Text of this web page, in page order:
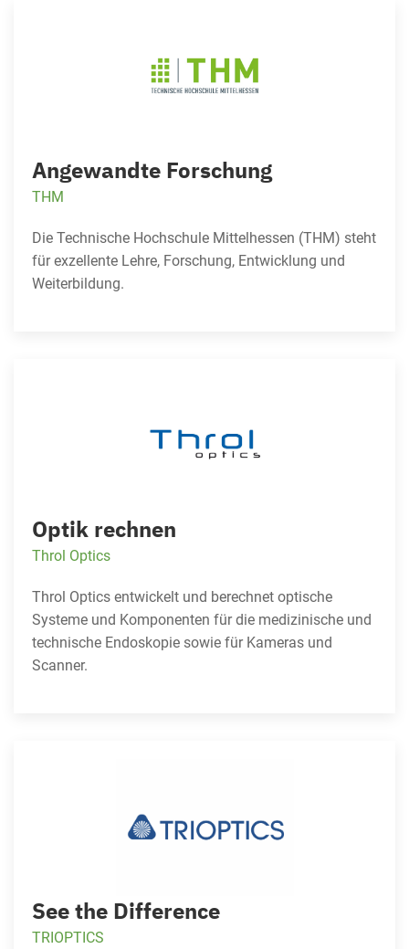
Angewandte Forschung
THM
Die Technische Hochschule Mittelhessen (THM) steht
für exzellente Lehre, Forschung, Entwicklung und
Weiterbildung.
Optik rechnen
Throl Optics
Throl Optics entwickelt und berechnet optische
Systeme und Komponenten für die medizinische und
technische Endoskopie sowie für Kameras und
Scanner.
See the Difference
TRIOPTICS